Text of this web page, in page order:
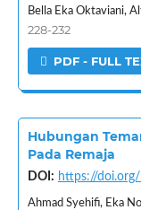
Bella Eka Oktaviani,
228-232
PDF - FULL
Hubungan
Pada Remaja
DOI: https://
Ahmad Syehifi, Eka